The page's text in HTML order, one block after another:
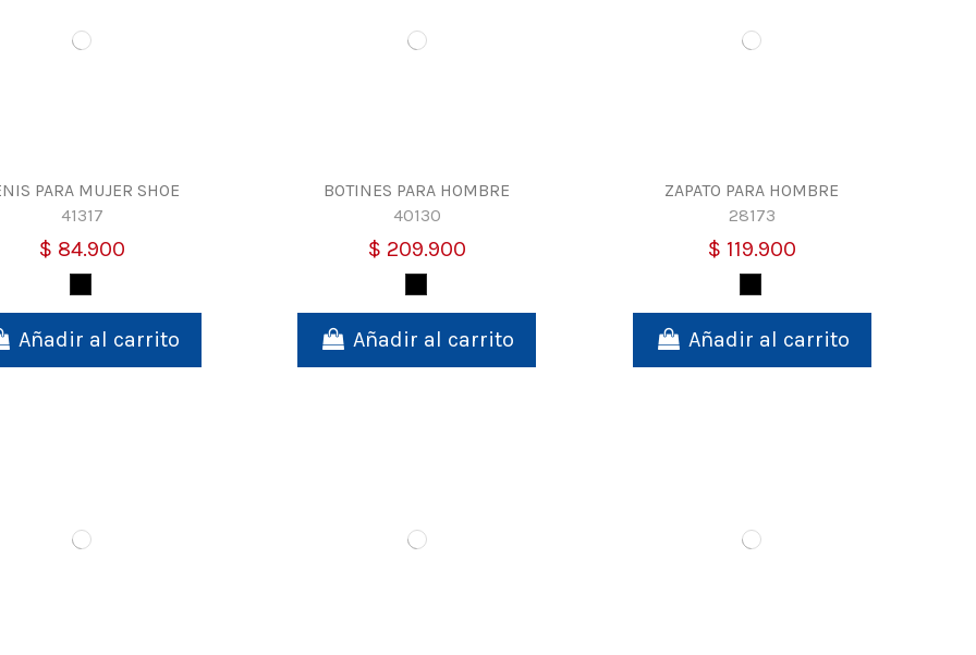
PARA MUJER SHOE
41317
$ 84.900
Negro-Blanco
Añadir al carrito
BOTINES PARA HOMBRE
40130
$ 209.900
Negro
Añadir al carrito
ZAPATO PARA HOMBRE
28173
$ 119.900
Negro
Añadir al carrito